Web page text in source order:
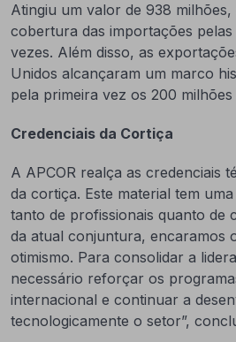
Atingiu um valor de 938
cobertura das importações
vezes. Além disso, as
Unidos alcançaram um marco
pela primeira vez os 200
Credenciais da Cortiça
A APCOR realça as credenciais
da cortiça. Este material tem
tanto de profissionais quanto de
da atual conjuntura, encaramos
otimismo. Para consolidar a
necessário reforçar os
internacional e continuar a
tecnologicamente o setor”,